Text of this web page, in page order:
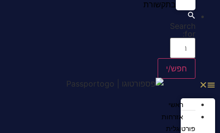
בתקשורת
Search
for:
ראשי
אזרחות
פורטוגלית